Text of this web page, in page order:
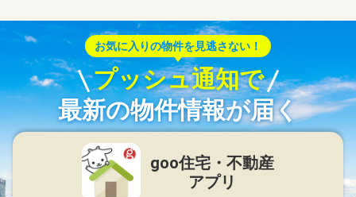
お気に入りの物件を見逃さない！
プッシュ通知で
最新の物件情報が届く
goo住宅・不動産
アプリ